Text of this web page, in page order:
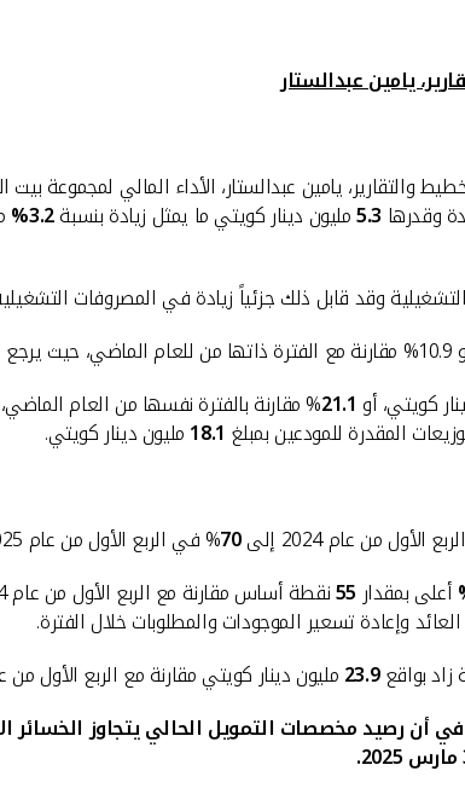
يامين عبدالستار
وقدرها 5.3مليون دينار كويتي ما يمثل زيادة بنسبة3.2%
وقد قابل ذلك جزئياً زيادة في المصروفات
كويتي، أو 21.1% مقارنة بالفترة نفسها من العام
المقدرة للمودعين بمبلغ 18.1مليون دينار كويتي.
الأول من عام 2024 إلى 70% في الربع الأول من عام 2025 بسبب زيادة صافي إيرادات التمويل.
أعلى بمقدار55نقطة أساس مقارنة مع الربع الأول من عام 2024. وتحسن متوسط العائد بمقدار
وإعادة تسعير الموجودات والمطلوبات خلال الفترة.
بواقع23.9مليون دينار كويتي مقارنة مع الربع الأول من عام
رصيد مخصصات التمويل الحالي يتجاوز الخسائر